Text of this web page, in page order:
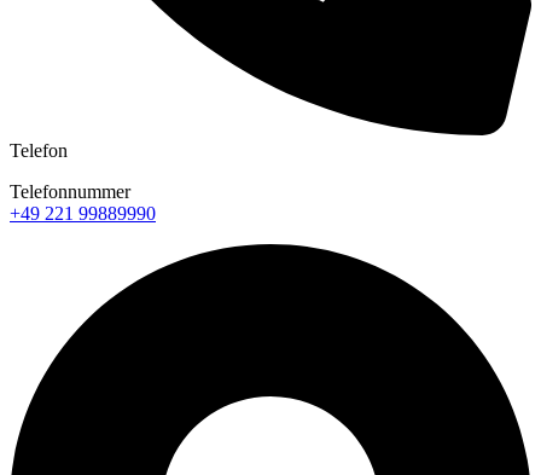
Telefon
Telefonnummer
+49 221 99889990